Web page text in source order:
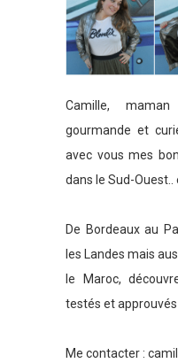
Camille, maman
gourmande et
avec vous mes
dans le Sud-Ouest..
De Bordeaux au
les Landes mais
le Maroc,
testés et approuvés
Me contacter :